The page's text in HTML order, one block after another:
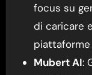
focus su
di caricare
Mubert AI: